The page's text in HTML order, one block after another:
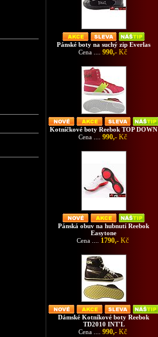
Pánské boty na suchý zip Everlas
Cena .... 990,- Kč
Kotníčkové boty Reebok TOP DOWN
Cena .... 990,- Kč
Pánská obuv na hubnutí Reebok
Easytone
Cena .... 1790,- Kč
Dámské Kotníkové boty Reebok
TD2010 INT'L
Cena .... 990,- Kč